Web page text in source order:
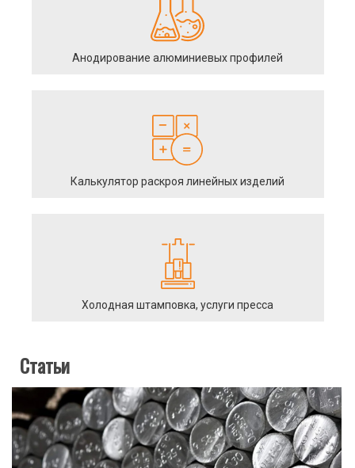
Анодирование алюминиевых профилей
Калькулятор раскроя линейных изделий
Холодная штамповка, услуги пресса
Статьи